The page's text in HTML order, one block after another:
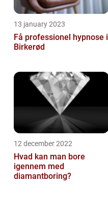
13 january 2023
Få professionel hypnose i
Birkerød
12 december 2022
Hvad kan man bore
igennem med
diamantboring?